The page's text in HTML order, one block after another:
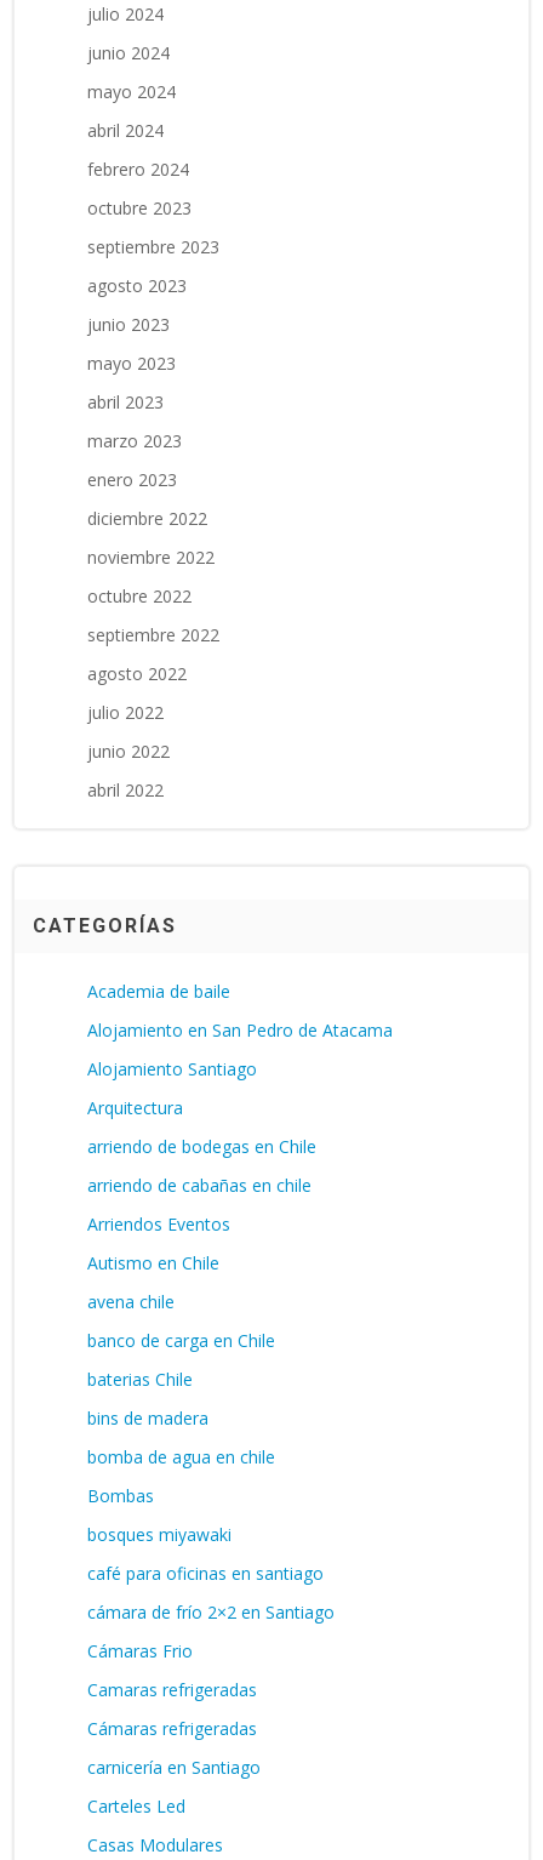
julio 2024
junio 2024
mayo 2024
abril 2024
febrero 2024
octubre 2023
septiembre 2023
agosto 2023
junio 2023
mayo 2023
abril 2023
marzo 2023
enero 2023
diciembre 2022
noviembre 2022
octubre 2022
septiembre 2022
agosto 2022
julio 2022
junio 2022
abril 2022
CATEGORÍAS
Academia de baile
Alojamiento en San Pedro de Atacama
Alojamiento Santiago
Arquitectura
arriendo de bodegas en Chile
arriendo de cabañas en chile
Arriendos Eventos
Autismo en Chile
avena chile
banco de carga en Chile
baterias Chile
bins de madera
bomba de agua en chile
Bombas
bosques miyawaki
café para oficinas en santiago
cámara de frío 2×2 en Santiago
Cámaras Frio
Camaras refrigeradas
Cámaras refrigeradas
carnicería en Santiago
Carteles Led
Casas Modulares